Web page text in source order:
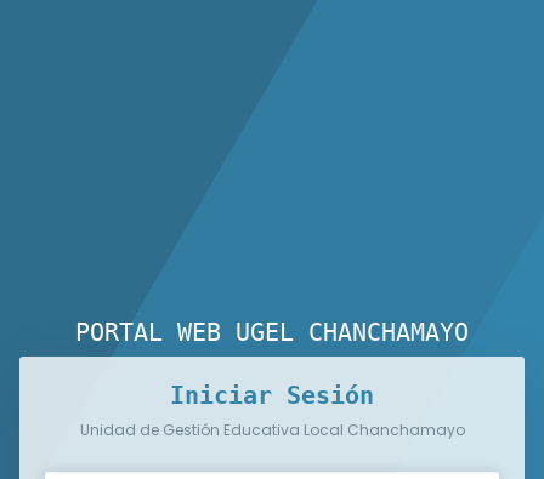
PORTAL WEB UGEL CHANCHAMAYO
Iniciar Sesión
Unidad de Gestión Educativa Local Chanchamayo